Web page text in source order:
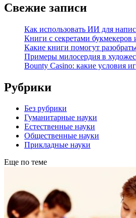
Свежие записи
Как использовать ИИ для
Книги с секретами букмекеров
Какие книги помогут
Примеры милосердия в
Bounty Casino: какие условия
Рубрики
Без рубрики
Гуманитарные науки
Естественные науки
Общественные науки
Прикладные науки
Еще по теме